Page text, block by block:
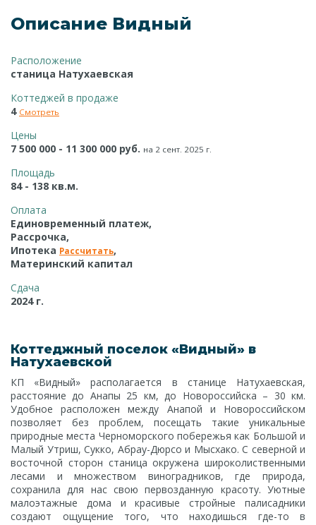
Описание Видный
Расположение
станица Натухаевская
Коттеджей в продаже
4 Смотреть
Цены
7 500 000 - 11 300 000 руб. на 2 сент. 2025 г.
Площадь
84 - 138 кв.м.
Оплата
Единовременный платеж,
Рассрочка,
Ипотека Рассчитать,
Материнский капитал
Сдача
2024 г.
Коттеджный поселок «Видный» в
Натухаевской
КП «Видный» располагается в станице Натухаевская,
расстояние до Анапы 25 км, до Новороссийска – 30 км.
Удобное расположен между Анапой и Новороссийском
позволяет без проблем, посещать такие уникальные
природные места Черноморского побережья как Большой и
Малый Утриш, Сукко, Абрау-Дюрсо и Мысхако. С северной и
восточной сторон станица окружена широколиственными
лесами и множеством виноградников, где природа,
сохранила для нас свою первозданную красоту. Уютные
малоэтажные дома и красивые стройные палисадники
создают ощущение того, что находишься где-то в